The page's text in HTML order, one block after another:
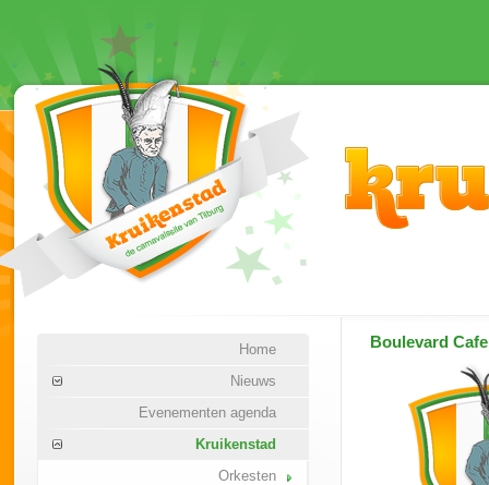
Home
Nieuws
Evenementen agenda
Kruikenstad
Orkesten
Boulevard Cafe